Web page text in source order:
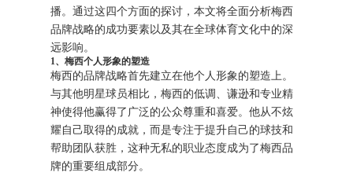
播。通过这四个方面的探讨，本文将全面分析梅西
品牌战略的成功要素以及其在全球体育文化中的深
远影响。
1、梅西个人形象的塑造
梅西的品牌战略首先建立在他个人形象的塑造上。
与其他明星球员相比，梅西的低调、谦逊和专业精
神使得他赢得了广泛的公众尊重和喜爱。他从不炫
耀自己取得的成就，而是专注于提升自己的球技和
帮助团队获胜，这种无私的职业态度成为了梅西品
牌的重要组成部分。